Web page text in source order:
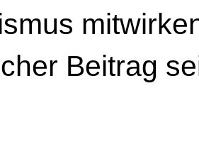
Beitrag